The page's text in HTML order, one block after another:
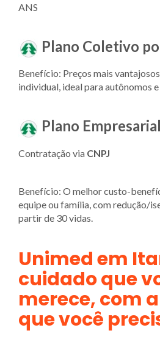
ANS
Plano Coletivo
Benefício: Preços mais
individual, ideal para autônomos
Plano
Contratação via CNPJ
Benefício: O melhor custo-
equipe ou família, com redução/
partir de 30 vidas.
Unimed em
cuidado que
merece, com
que você